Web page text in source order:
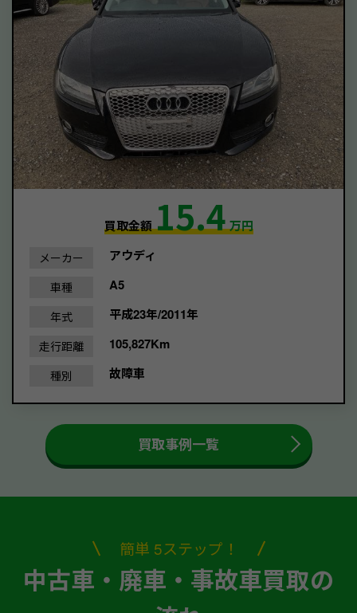
買取金額15.4万円
メーカー アウディ
車種 A5
年式 平成23年/2011年
走行距離 105,827Km
種別 故障車
買取事例一覧
簡単 5ステップ！
中古車・廃車・事故車買取の